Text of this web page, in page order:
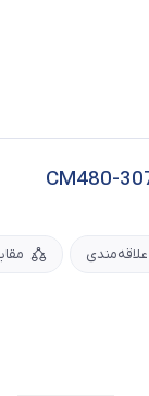
علاقه‌مندی